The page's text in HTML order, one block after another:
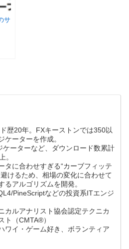
サ
歴20年。FXキーストンでは350以
ケーターを作成。
ケーターなど、ダウンロード数累計
。
タに合わせすぎる“カーブフィッテ
避けるため、相場の変化に合わせて
るアルゴリズムを開発。
PineScriptなどの投資系ITエンジ
カルアナリスト協会認定テクニカ
ト（CMTA®）
ワイ・ゲーム好き、ボランティア